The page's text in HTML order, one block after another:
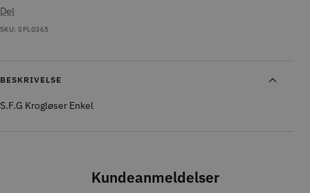
Del
SKU:SPL0365
BESKRIVELSE
S.F.G Krogløser Enkel
Kundeanmeldelser